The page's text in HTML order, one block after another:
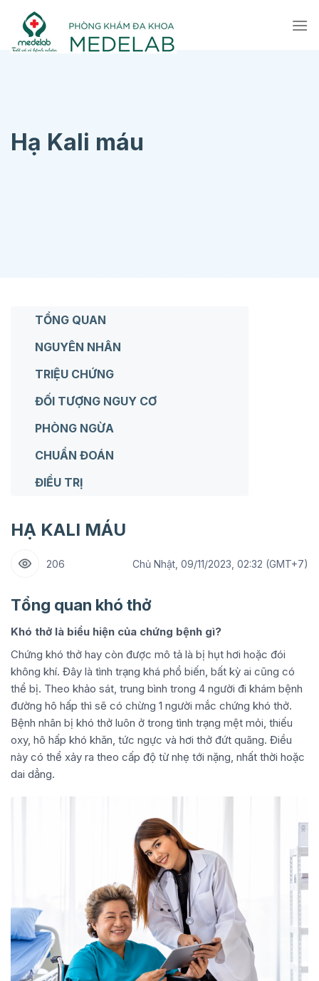
Chuyển
nội
Hạ Kali máu
TỔNG QUAN
NGUYÊN NHÂN
TRIỆU CHỨNG
ĐỐI TƯỢNG NGUY CƠ
PHÒNG NGỪA
CHUẨN ĐOÁN
ĐIỀU TRỊ
HẠ KALI MÁU
206 Chủ Nhật, 09/11/2023, 02:32 (GMT+7)
Tổng quan khó thở
Khó thở là biểu hiện của chứng bệnh gì?
Chứng khó thở hay còn được mô tả là bị hụt hơi hoặc đói
không khí. Đây là tình trạng khá phổ biến, bất kỳ ai cũng có
thể bị. Theo khảo sát, trung bình trong 4 người đi khám bệnh
đường hô hấp thì sẽ có chừng 1 người mắc chứng khó thở.
Bệnh nhân bị khó thở luôn ở trong tình trạng mệt mỏi, thiếu
oxy, hô hấp khó khăn, tức ngực và hơi thở đứt quãng. Điều
này có thể xảy ra theo cấp độ từ nhẹ tới nặng, nhất thời hoặc
dai dẳng.